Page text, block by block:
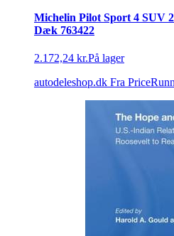
Michelin Pilot Sport 4 SUV
Dæk 763422
2.172,24 kr.På lager
autodeleshop.dk Fra